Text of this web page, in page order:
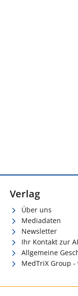
Verlag
Über uns
Mediadaten
Newsletter
Ihr Kontakt zur
Allgemeine
MedTriX Group